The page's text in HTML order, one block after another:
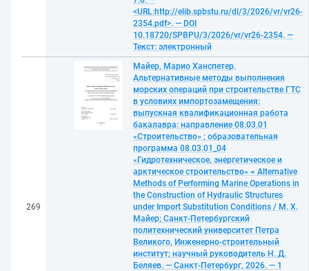
<URL:http://elib.spbstu.ru/dl/3/2026/vr/vr26-
2354.pdf>. — DOI
10.18720/SPBPU/3/2026/vr/vr26-2354. —
Текст: электронный
269
Майер, Марио Ханспетер.
Альтернативные методы выполнения
морских операций при строительстве ГТС
в условиях импортозамещения:
выпускная квалификационная работа
бакалавра: направление 08.03.01
«Строительство» ; образовательная
программа 08.03.01_04
«Гидротехническое, энергетическое и
арктическое строительство» = Alternative
Methods of Performing Marine Operations in
the Construction of Hydraulic Structures
under Import Substitution Conditions / М. Х.
Майер; Санкт-Петербургский
политехнический университет Петра
Великого, Инженерно-строительный
институт; научный руководитель Н. Д.
Беляев. — Санкт-Петербург, 2026. — 1